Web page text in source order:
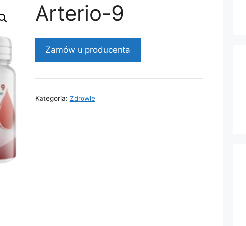
Arterio-9
Zamów u producenta
Kategoria: Zdrowie